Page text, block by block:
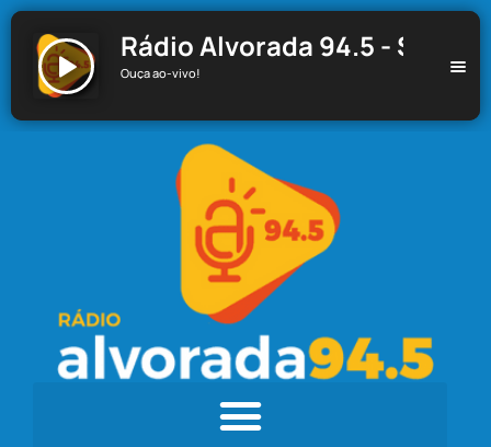
Rádio Alvorada 94.5 - Santa
Ouça ao-vivo!